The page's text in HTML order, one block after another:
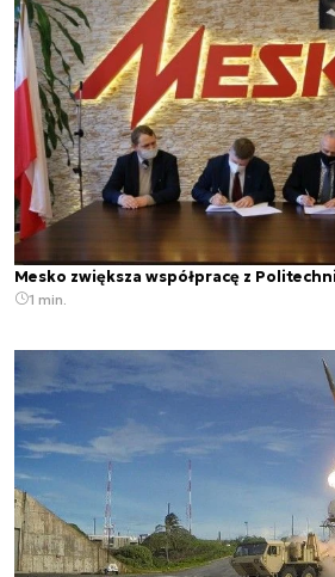
Mesko zwiększa współpracę z
1 min.